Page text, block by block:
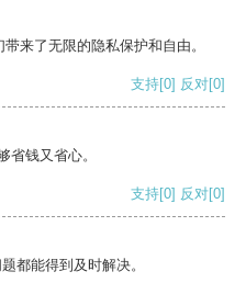
来了无限的隐私保护和自由。
支持[0] 反对[0]
省钱又省心。
支持[0] 反对[0]
都能得到及时解决。